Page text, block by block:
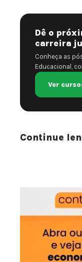
Dê o
carreira
Conheça as
Educacional,
Ver
Continue